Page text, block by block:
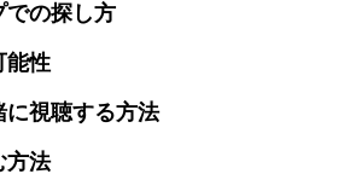
での探し方
能性
に視聴する方法
方法